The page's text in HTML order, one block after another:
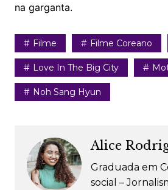
na garganta.
Filme Filme Coreano
Love In The Big City
Noh Sang Hyun
Alice
Graduada em
social –